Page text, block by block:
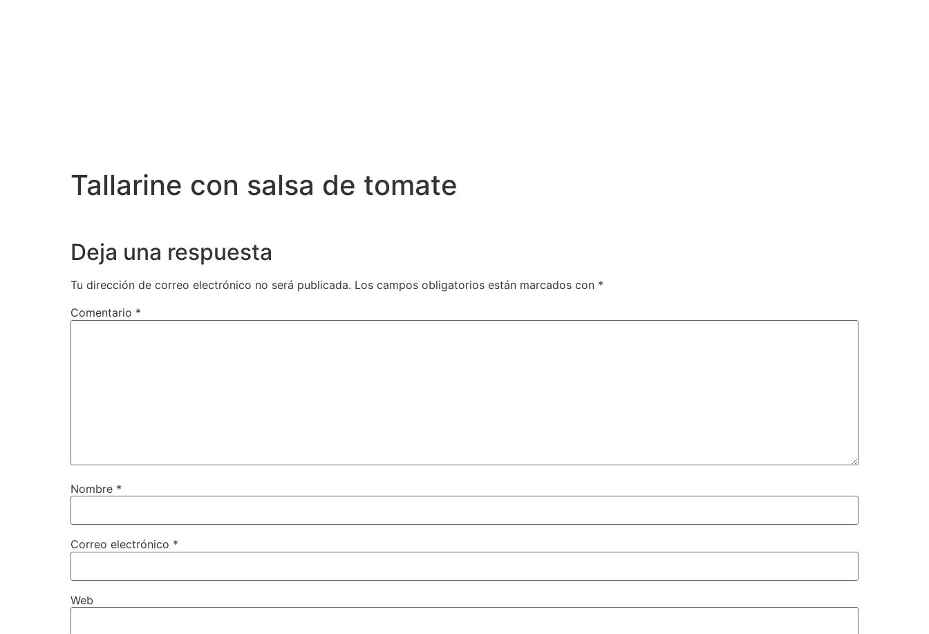
Tallarine con salsa de tomate
Deja una respuesta
Tu dirección de correo electrónico no será publicada. Los campos obligatorios están marcados con *
Comentario *
Nombre *
Correo electrónico *
Web